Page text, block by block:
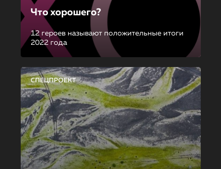
Что хорошего?
12 героев называют положительные итоги
2022 года
СПЕЦПРОЕКТ